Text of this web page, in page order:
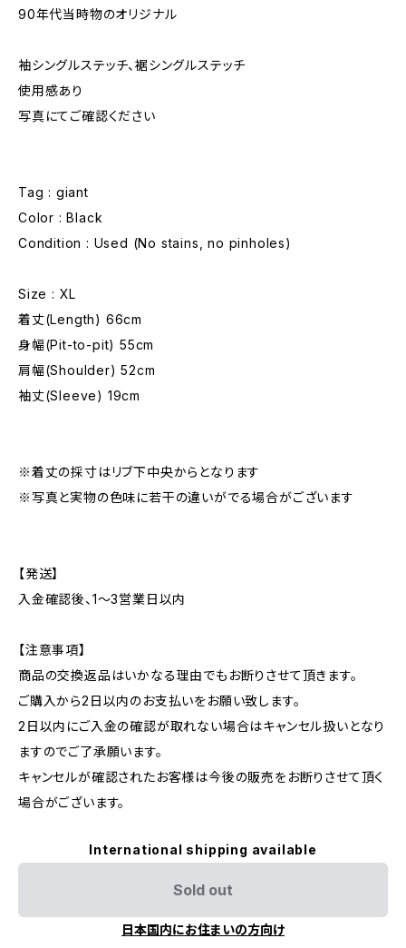
90年代当時物のオリジナル
袖シングルステッチ、裾シングルステッチ
使用感あり
写真にてご確認ください
Tag : giant
Color : Black
Condition : Used (No stains, no pinholes)
Size : XL
着丈(Length) 66cm
身幅(Pit-to-pit) 55cm
肩幅(Shoulder) 52cm
袖丈(Sleeve) 19cm
※着丈の採寸はリブ下中央からとなります
※写真と実物の色味に若干の違いがでる場合がございます
【発送】
入金確認後、1〜3営業日以内
【注意事項】
商品の交換返品はいかなる理由でもお断りさせて頂きます。
ご購入から2日以内のお支払いをお願い致します。
2日以内にご入金の確認が取れない場合はキャンセル扱いとなり
ますのでご了承願います。
キャンセルが確認されたお客様は今後の販売をお断りさせて頂く
場合がございます。
International shipping available
Sold out
日本国内にお住まいの方向け